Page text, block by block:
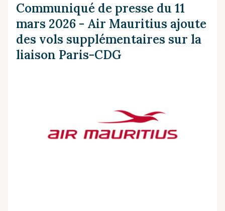
Communiqué de presse du 11
mars 2026 - Air Mauritius ajoute
des vols supplémentaires sur la
liaison Paris-CDG